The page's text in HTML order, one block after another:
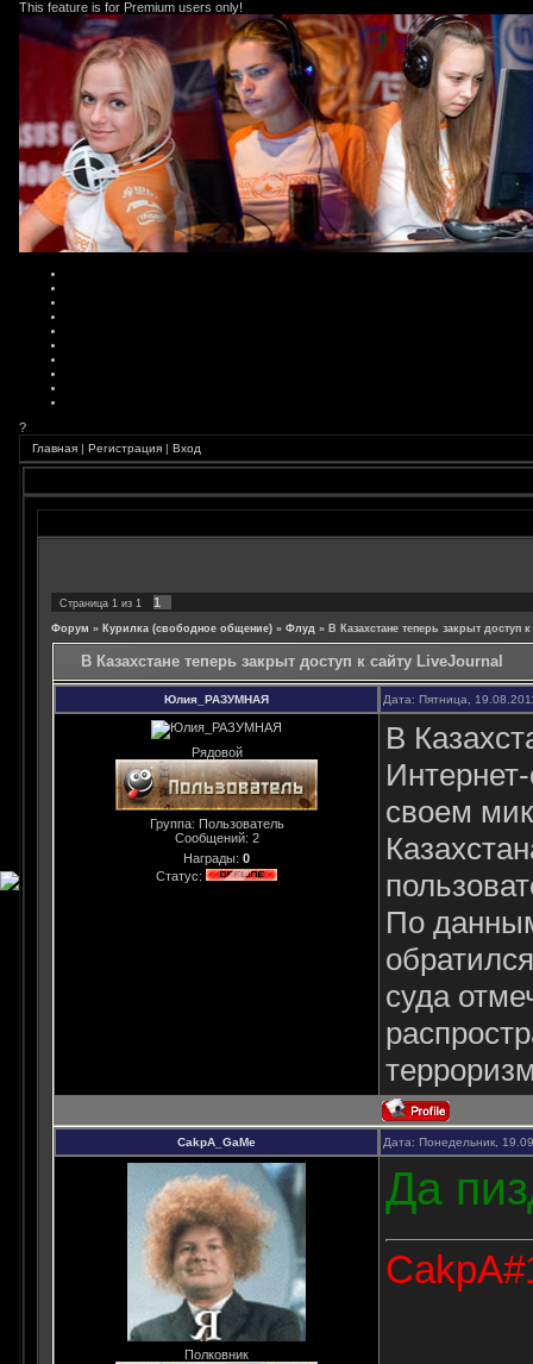
This feature is for Premium users only!
?
Главная | Регистрация | Вход
Страница 1 из 1 1
Форум » Курилка (свободное общение) » Флуд » В Казахстане теперь закрыт доступ
В Казахстане теперь закрыт доступ к сайту LiveJournal
Юлия_РАЗУМНАЯ Дата: Пятница,
Рядовой
Группа: Пользователь
Сообщений: 2
Награды: 0
Статус:
В
своем
По
суда
CakpA_GaMe Дата: Понедельник,
Полковник
Да